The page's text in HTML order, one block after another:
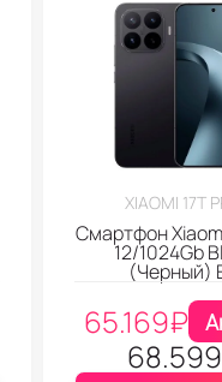
XIAOMI 17T
Смартфон
12/1024Gb
(Черный)
65.169₽
68.599